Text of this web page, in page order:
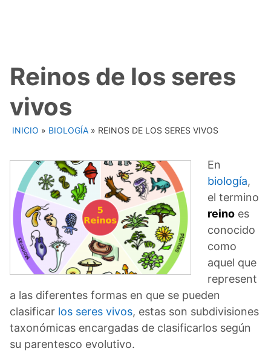
Reinos de los seres
vivos
INICIO » BIOLOGÍA » REINOS DE LOS SERES VIVOS
En
biología,
el termino
reino es
conocido
como
aquel que
represent
a las diferentes formas en que se pueden
clasificar los seres vivos, estas son subdivisiones
taxonómicas encargadas de clasificarlos según
su parentesco evolutivo.